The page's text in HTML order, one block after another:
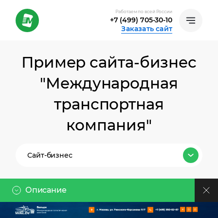
Работаем по всей России
+7 (499) 705-30-10
Заказать сайт
Пример сайта-бизнес
"Международная
транспортная
компания"
Сайт-бизнес
Все тарифы
Лендинг
Описание